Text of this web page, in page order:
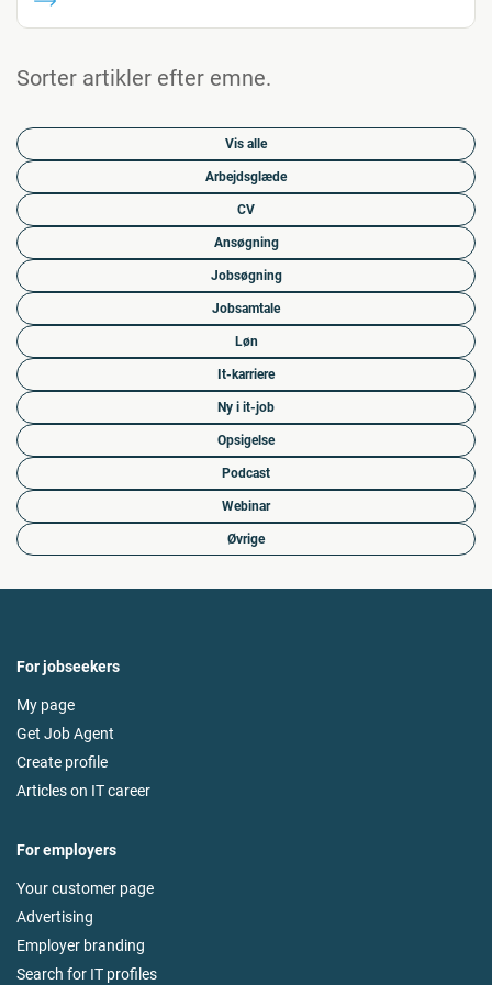
Sorter artikler efter emne.
Vis alle
Arbejdsglæde
CV
Ansøgning
Jobsøgning
Jobsamtale
Løn
It-karriere
Ny i it-job
Opsigelse
Podcast
Webinar
Øvrige
For jobseekers
My page
Get Job Agent
Create profile
Articles on IT career
For employers
Your customer page
Advertising
Employer branding
Search for IT profiles